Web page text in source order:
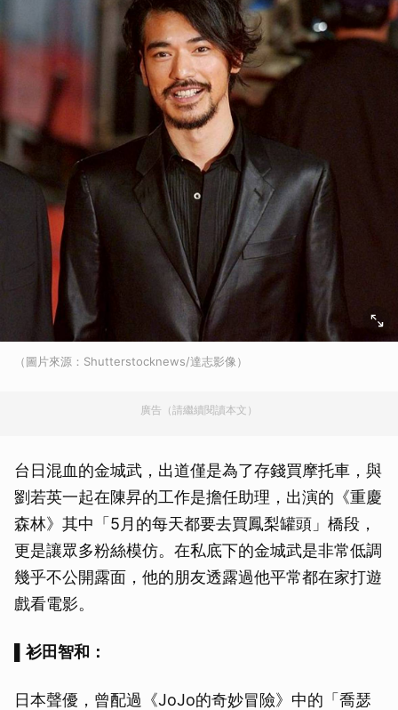
（圖片來源：Shutterstocknews/達志影像）
廣告（請繼續閱讀本文）
台日混血的金城武，出道僅是為了存錢買摩托車，與
劉若英一起在陳昇的工作是擔任助理，出演的《重慶
森林》其中「5月的每天都要去買鳳梨罐頭」橋段，
更是讓眾多粉絲模仿。在私底下的金城武是非常低調
幾乎不公開露面，他的朋友透露過他平常都在家打遊
戲看電影。
▌衫田智和：
日本聲優，曾配過《JoJo的奇妙冒險》中的「喬瑟